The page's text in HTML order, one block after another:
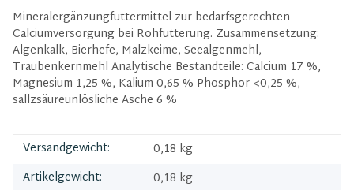
Mineralergänzungfuttermittel zur bedarfsgerechten
Calciumversorgung bei Rohfütterung. Zusammensetzung:
Algenkalk, Bierhefe, Malzkeime, Seealgenmehl,
Traubenkernmehl Analytische Bestandteile: Calcium 17 %,
Magnesium 1,25 %, Kalium 0,65 % Phosphor <0,25 %,
sallzsäureunlösliche Asche 6 %
Versandgewicht:
0,18 kg
Artikelgewicht:
0,18 kg